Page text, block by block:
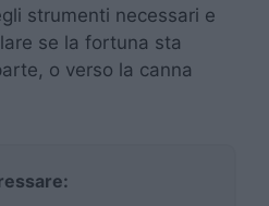
strumenti necessari e
se la fortuna sta
o verso la canna